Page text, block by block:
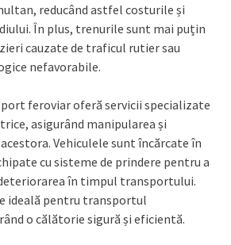
reducând astfel costurile și
În plus, trenurile sunt mai puțin
cauzate de traficul rutier sau
nefavorabile.
feroviar oferă servicii specializate
asigurând manipularea și
Vehiculele sunt încărcate în
cu sisteme de prindere pentru a
în timpul transportului.
ideală pentru transportul
o călătorie sigură și eficientă.